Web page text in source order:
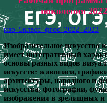
поколения
изо_5класс_фгос_2022_2023
Изобразительное
имеет интегративный
основы разных видов
искусств: живописи,
архитектуры, народного и
искусства, фотографии,
изображения в зрелищных и